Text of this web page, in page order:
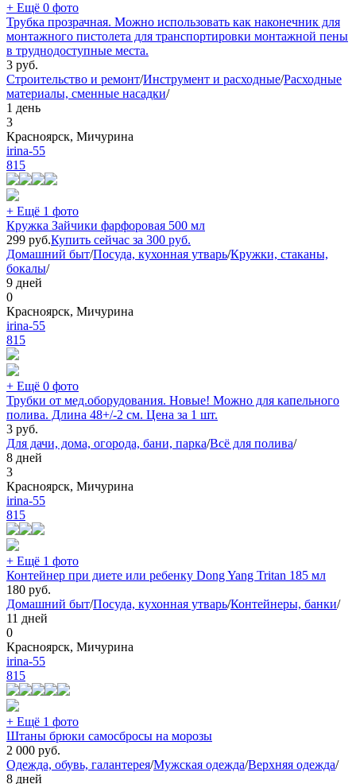
+ Ещё 0 фото
Трубка прозрачная. Можно использовать как наконечник для
монтажного пистолета для транспортировки монтажной пены
в труднодоступные места.
3 руб.
Строительство и ремонт/Инструмент и расходные/Расходные
материалы, сменные насадки/
1 день
3
Красноярск, Мичурина
irina-55
815
+ Ещё 1 фото
Кружка Зайчики фарфоровая 500 мл
299 руб.Купить сейчас за 300 руб.
Домашний быт/Посуда, кухонная утварь/Кружки, стаканы,
бокалы/
9 дней
0
Красноярск, Мичурина
irina-55
815
+ Ещё 0 фото
Трубки от мед.оборудования. Новые! Можно для капельного
полива. Длина 48+/-2 см. Цена за 1 шт.
3 руб.
Для дачи, дома, огорода, бани, парка/Всё для полива/
8 дней
3
Красноярск, Мичурина
irina-55
815
+ Ещё 1 фото
Контейнер при диете или ребенку Dong Yang Tritan 185 мл
180 руб.
Домашний быт/Посуда, кухонная утварь/Контейнеры, банки/
11 дней
0
Красноярск, Мичурина
irina-55
815
+ Ещё 1 фото
Штаны брюки самосбросы на морозы
2 000 руб.
Одежда, обувь, галантерея/Мужская одежда/Верхняя одежда/
8 дней